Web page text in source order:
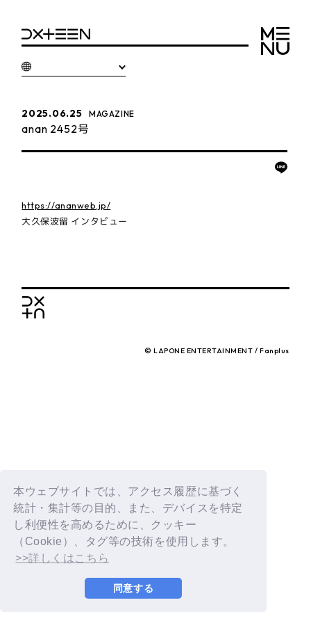
本ウェブサイトでは、アクセス履歴に基づく
統計・集計等の目的、また、デバイスを特定
し利便性を高めるために、クッキー
（Cookie）、タグ等の技術を使用します。
>>詳しくはこちら
同意する
2025.06.25 MAGAZINE
anan 2452号
https://ananweb.jp/
大久保波留 インタビュー
© LAPONE ENTERTAINMENT / Fanplus